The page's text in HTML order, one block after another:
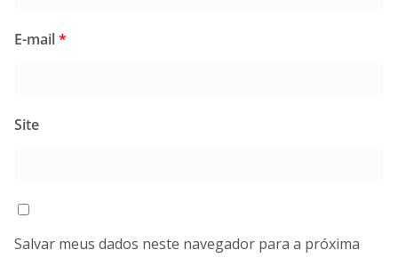
E-mail*
Site
Salvar meus dados neste navegador para a próxima